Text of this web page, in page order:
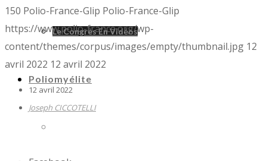
Le Congrès En Vidéos
Poliomyélite
150 Polio-France-Glip Polio-France-Glip
https://www.polio-france.org/wp-
content/themes/corpus/images/empty/thumbnail.jpg 12
avril 2022 12 avril 2022
12 avril 2022
Joseph CICCOTELLI